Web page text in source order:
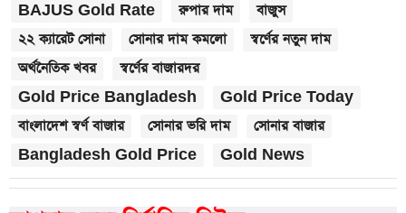
BAJUS Gold Rate
রুপার দাম
বাজুস
২২ ক্যারেট সোনা
সোনার দাম কমলো
স্বর্ণের নতুন দাম
অর্থনৈতিক খবর
স্বর্ণের বাজারদর
Gold Price Bangladesh
Gold Price Today
বাংলাদেশ স্বর্ণ বাজার
সোনার ভরি দাম
সোনার বাজার
Bangladesh Gold Price
Gold News